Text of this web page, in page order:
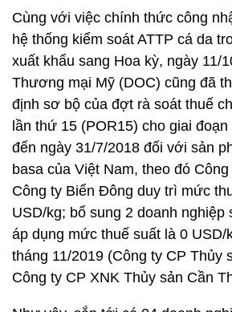
Cùng với việc chính thức công
hệ thống kiểm soát ATTP cá da
xuất khẩu sang Hoa kỳ, ngày 11/
Thương mại Mỹ (DOC) cũng đã
định sơ bộ của đợt rà soát thuế
lần thứ 15 (POR15) cho giai
đến ngày 31/7/2018 đối với sản
basa của Việt Nam, theo đó
Công ty Biển Đông duy trì mức
USD/kg; bổ sung 2 doanh
áp dụng mức thuế suất là 0 USD/
tháng 11/2019 (Công ty CP Thủy
Công ty CP XNK Thủy sản Cần